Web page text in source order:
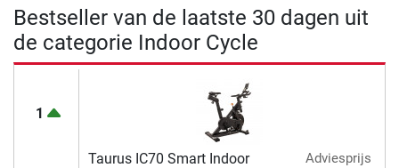
Bestseller van de laatste 30 dagen uit
de categorie Indoor Cycle
1
Taurus IC70 Smart Indoor
Adviesprijs